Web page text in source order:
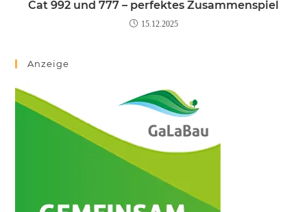
Cat 992 und 777 – perfektes Zusammenspiel
15.12.2025
Anzeige